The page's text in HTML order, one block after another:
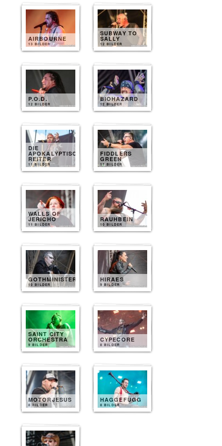
AIRBOURNE
13 BILDER
SUBWAY TO
SALLY
12 BILDER
P.O.D.
12 BILDER
BIOHAZARD
12 BILDER
DIE
APOKALYPTISCHEN
REITER
11 BILDER
FIDDLERS
GREEN
11 BILDER
WALLS OF
JERICHO
11 BILDER
RAUHBEIN
10 BILDER
GOTHMINISTER
10 BILDER
HIRAES
9 BILDER
SAINT CITY
ORCHESTRA
9 BILDER
CYPECORE
8 BILDER
MOTORJESUS
8 BILDER
HAGGEFUGG
8 BILDER